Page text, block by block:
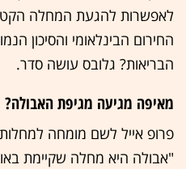
לאפשרות להגעת המחלה
החירום הבינלאומי והסיכון
הבריאות? גלובס עושה סדר.
מאיפה מגיעה מגיפת האבולה?
פרופ אייל לשם מומחה למחלות
"אבולה היא מחלה שקיימת